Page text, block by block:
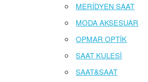
MERİDYEN SAAT
MODA AKSESUAR
OPMAR OPTİK
SAAT KULESİ
SAAT&SAAT